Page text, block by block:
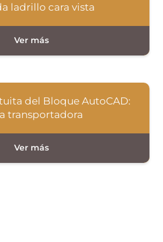
ladrillo cara vista
del Bloque AutoCAD:
transportadora